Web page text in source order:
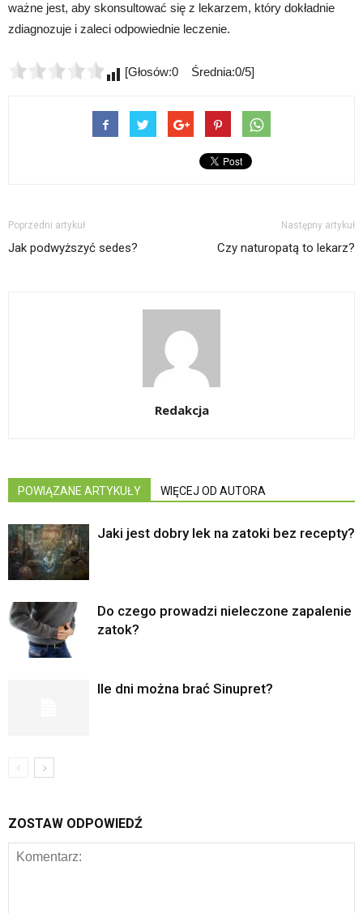
ważne jest, aby skonsultować się z lekarzem, który dokładnie
zdiagnozuje i zaleci odpowiednie leczenie.
[Głosów:0 Średnia:0/5]
Poprzedni artykuł
Jak podwyższyć sedes?
Następny artykuł
Czy naturopatą to lekarz?
Redakcja
POWIĄZANE ARTYKUŁY WIĘCEJ OD AUTORA
Jaki jest dobry lek na zatoki bez recepty?
Do czego prowadzi nieleczone zapalenie
zatok?
Ile dni można brać Sinupret?
ZOSTAW ODPOWIEDŹ